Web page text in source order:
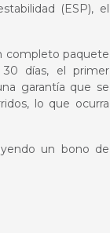
(ESP), el
completo paquete
días, el primer
garantía que se
lo que ocurra
un bono de